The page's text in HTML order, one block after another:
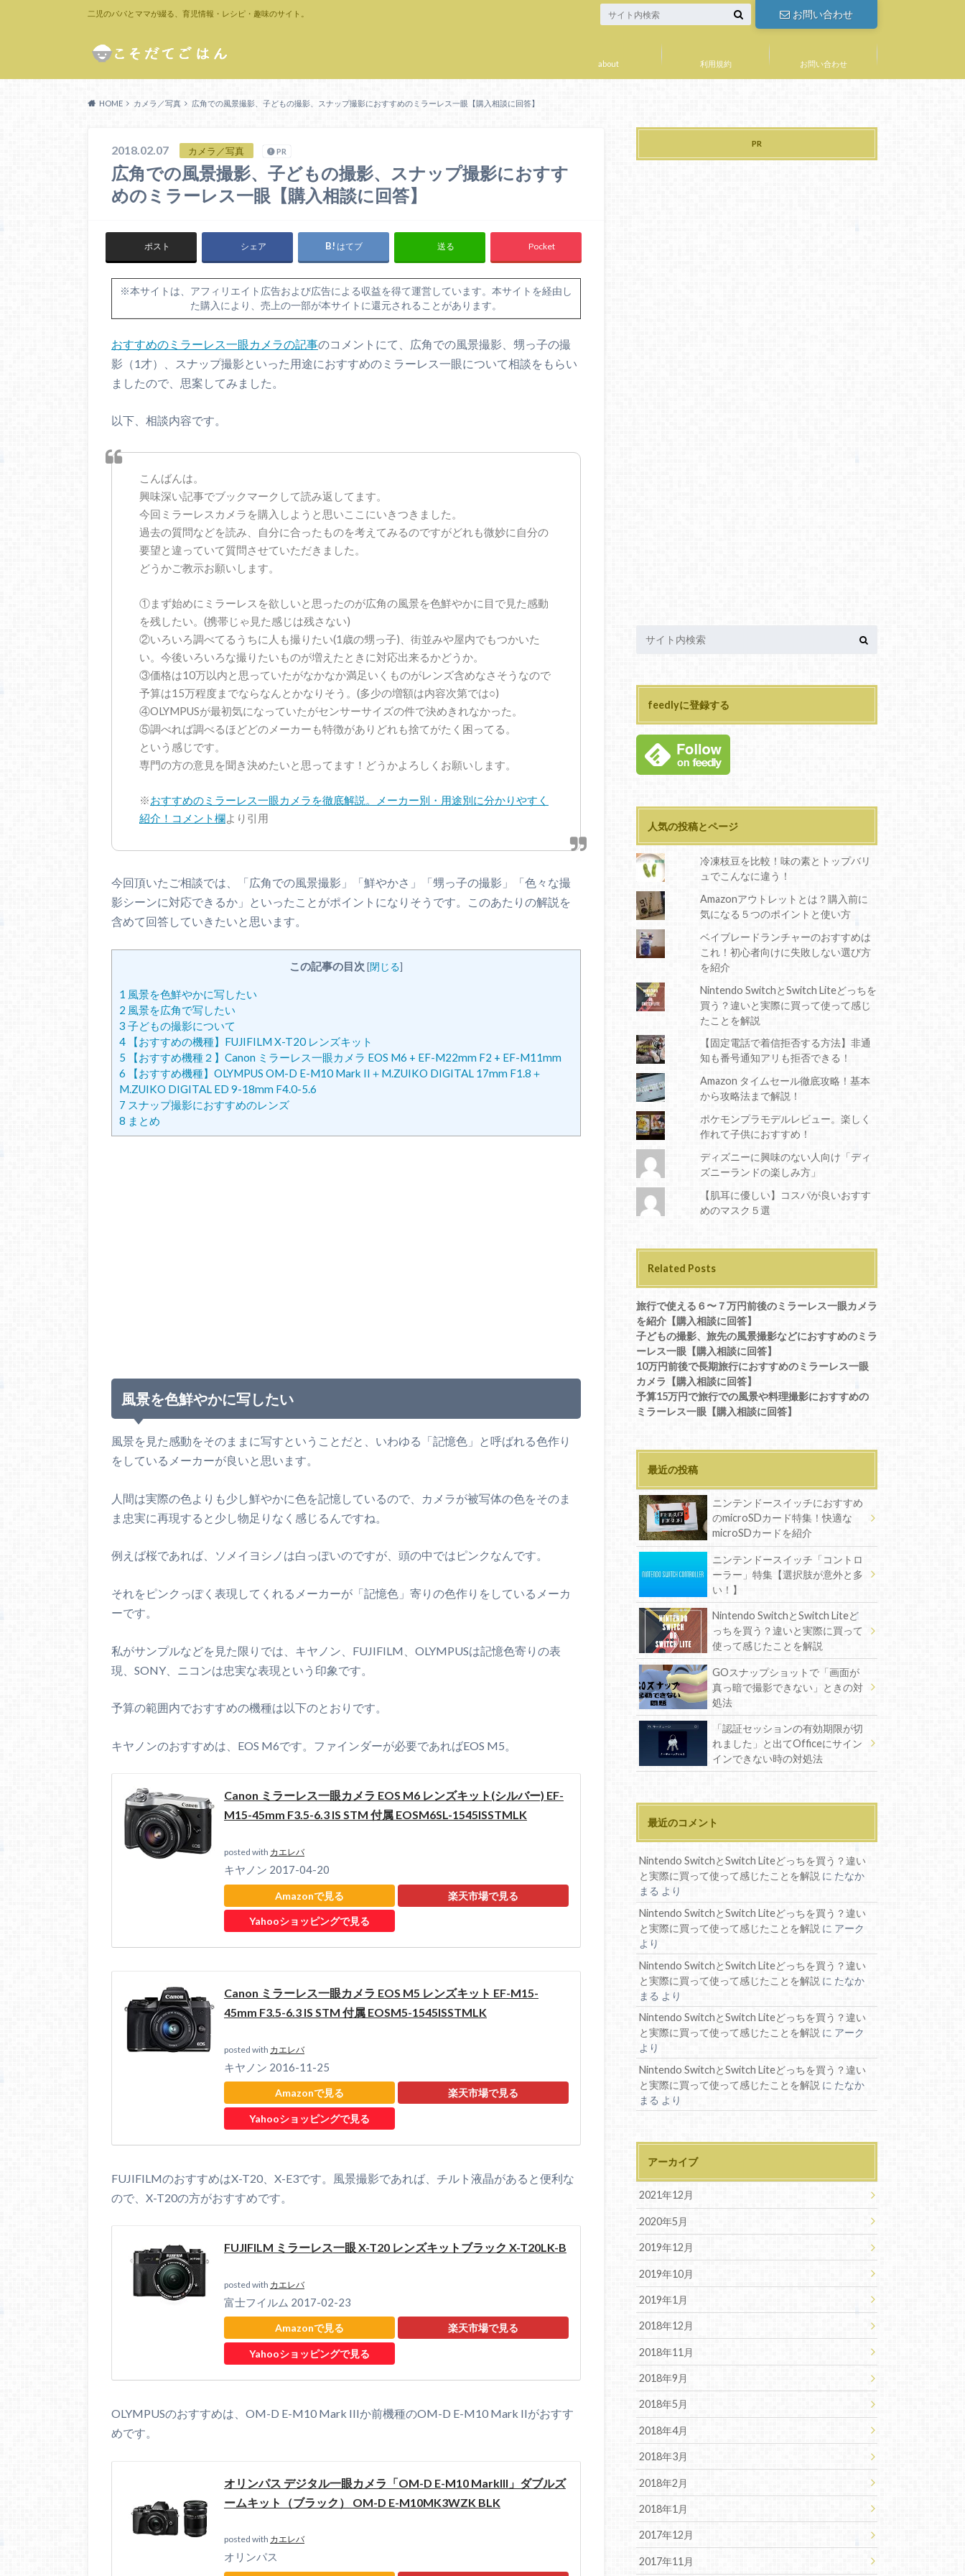
二児のパパとママが綴る、育児情報・レシピ・趣味のサイト。 お問い合わせ
about 利用規約 お問い合わせ
HOME カメラ／写真 広角での風景撮影、子どもの撮影、スナップ撮影におすすめのミラーレス一眼【購入相談に回答】
2018.02.07 カメラ／写真 PR
広角での風景撮影、子どもの撮影、スナップ撮影におすす
めのミラーレス一眼【購入相談に回答】
ポスト シェア はてブ 送る Pocket
※本サイトは、アフィリエイト広告および広告による収益を得て運営しています。本サイトを経由し
た購入により、売上の一部が本サイトに還元されることがあります。
おすすめのミラーレス一眼カメラの記事のコメントにて、広角での風景撮影、甥っ子の撮
影（1才）、スナップ撮影といった用途におすすめのミラーレス一眼について相談をもらい
ましたので、思案してみました。
以下、相談内容です。
こんばんは。
興味深い記事でブックマークして読み返してます。
今回ミラーレスカメラを購入しようと思いここにいきつきました。
過去の質問などを読み、自分に合ったものを考えてみるのですがどれも微妙に自分の
要望と違っていて質問させていただきました。
どうかご教示お願いします。
①まず始めにミラーレスを欲しいと思ったのが広角の風景を色鮮やかに目で見た感動
を残したい。(携帯じゃ見た感じは残さない)
②いろいろ調べてるうちに人も撮りたい(1歳の甥っ子)、街並みや屋内でもつかいた
い。今後いろいろな撮りたいものが増えたときに対応出来るかどうか。
③価格は10万以内と思っていたがなかなか満足いくものがレンズ含めなさそうなので
予算は15万程度までならなんとかなりそう。(多少の増額は内容次第では○)
④OLYMPUSが最初気になっていたがセンサーサイズの件で決めきれなかった。
⑤調べれば調べるほどどのメーカーも特徴がありどれも捨てがたく困ってる。
という感じです。
専門の方の意見を聞き決めたいと思ってます！どうかよろしくお願いします。
※おすすめのミラーレス一眼カメラを徹底解説。メーカー別・用途別に分かりやすく
紹介！コメント欄より引用
今回頂いたご相談では、「広角での風景撮影」「鮮やかさ」「甥っ子の撮影」「色々な撮
影シーンに対応できるか」といったことがポイントになりそうです。このあたりの解説を
含めて回答していきたいと思います。
この記事の目次 [閉じる]
1 風景を色鮮やかに写したい
2 風景を広角で写したい
3 子どもの撮影について
4 【おすすめの機種】FUJIFILM X-T20 レンズキット
5 【おすすめ機種２】Canon ミラーレス一眼カメラ EOS M6 + EF-M22mm F2 + EF-M11mm
6 【おすすめ機種】OLYMPUS OM-D E-M10 Mark II＋M.ZUIKO DIGITAL 17mm F1.8＋
M.ZUIKO DIGITAL ED 9-18mm F4.0-5.6
7 スナップ撮影におすすめのレンズ
8 まとめ
風景を色鮮やかに写したい
風景を見た感動をそのままに写すということだと、いわゆる「記憶色」と呼ばれる色作り
をしているメーカーが良いと思います。
人間は実際の色よりも少し鮮やかに色を記憶しているので、カメラが被写体の色をそのま
ま忠実に再現すると少し物足りなく感じるんですね。
例えば桜であれば、ソメイヨシノは白っぽいのですが、頭の中ではピンクなんです。
それをピンクっぽく表現してくれるメーカーが「記憶色」寄りの色作りをしているメーカ
ーです。
私がサンプルなどを見た限りでは、キヤノン、FUJIFILM、OLYMPUSは記憶色寄りの表
現、SONY、ニコンは忠実な表現という印象です。
予算の範囲内でおすすめの機種は以下のとおりです。
キヤノンのおすすめは、EOS M6です。ファインダーが必要であればEOS M5。
Canon ミラーレス一眼カメラ EOS M6 レンズキット(シルバー) EF-
M15-45mm F3.5-6.3 IS STM 付属 EOSM6SL-1545ISSTMLK
posted with カエレバ
キヤノン 2017-04-20
Amazonで見る 楽天市場で見る
Yahooショッピングで見る
Canon ミラーレス一眼カメラ EOS M5 レンズキット EF-M15-
45mm F3.5-6.3 IS STM 付属 EOSM5-1545ISSTMLK
posted with カエレバ
キヤノン 2016-11-25
Amazonで見る 楽天市場で見る
Yahooショッピングで見る
FUJIFILMのおすすめはX-T20、X-E3です。風景撮影であれば、チルト液晶があると便利な
ので、X-T20の方がおすすめです。
FUJIFILM ミラーレス一眼 X-T20 レンズキットブラック X-T20LK-B
posted with カエレバ
富士フイルム 2017-02-23
Amazonで見る 楽天市場で見る
Yahooショッピングで見る
OLYMPUSのおすすめは、OM-D E-M10 Mark IIIか前機種のOM-D E-M10 Mark IIがおすす
めです。
オリンパス デジタル一眼カメラ「OM-D E-M10 MarkIII」ダブルズ
ームキット（ブラック） OM-D E-M10MK3WZK BLK
posted with カエレバ
オリンパス
PR
feedlyに登録する
人気の投稿とページ
冷凍枝豆を比較！味の素とトップバリ
ュでこんなに違う！
Amazonアウトレットとは？購入前に
気になる５つのポイントと使い方
ベイブレードランチャーのおすすめは
これ！初心者向けに失敗しない選び方
を紹介
Nintendo SwitchとSwitch Liteどっちを
買う？違いと実際に買って使って感じ
たことを解説
【固定電話で着信拒否する方法】非通
知も番号通知アリも拒否できる！
Amazon タイムセール徹底攻略！基本
から攻略法まで解説！
ポケモンプラモデルレビュー。楽しく
作れて子供におすすめ！
ディズニーに興味のない人向け「ディ
ズニーランドの楽しみ方」
【肌耳に優しい】コスパが良いおすす
めのマスク５選
Related Posts
旅行で使える６〜７万円前後のミラーレス一眼カメラ
を紹介【購入相談に回答】
子どもの撮影、旅先の風景撮影などにおすすめのミラ
ーレス一眼【購入相談に回答】
10万円前後で長期旅行におすすめのミラーレス一眼
カメラ【購入相談に回答】
予算15万円で旅行での風景や料理撮影におすすめの
ミラーレス一眼【購入相談に回答】
最近の投稿
ニンテンドースイッチにおすすめ
のmicroSDカード特集！快適な
microSDカードを紹介
ニンテンドースイッチ「コントロ
ーラー」特集【選択肢が意外と多
い！】
Nintendo SwitchとSwitch Liteど
っちを買う？違いと実際に買って
使って感じたことを解説
GOスナップショットで「画面が
真っ暗で撮影できない」ときの対
処法
「認証セッションの有効期限が切
れました」と出てOfficeにサイン
インできない時の対処法
最近のコメント
Nintendo SwitchとSwitch Liteどっちを買う？違い
と実際に買って使って感じたことを解説 に たなか
まる より
Nintendo SwitchとSwitch Liteどっちを買う？違い
と実際に買って使って感じたことを解説 に アーク
より
Nintendo SwitchとSwitch Liteどっちを買う？違い
と実際に買って使って感じたことを解説 に たなか
まる より
Nintendo SwitchとSwitch Liteどっちを買う？違い
と実際に買って使って感じたことを解説 に アーク
より
Nintendo SwitchとSwitch Liteどっちを買う？違い
と実際に買って使って感じたことを解説 に たなか
まる より
アーカイブ
2021年12月
2020年5月
2019年12月
2019年10月
2019年1月
2018年12月
2018年11月
2018年9月
2018年5月
2018年4月
2018年3月
2018年2月
2018年1月
2017年12月
2017年11月